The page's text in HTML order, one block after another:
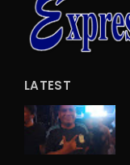
LATEST